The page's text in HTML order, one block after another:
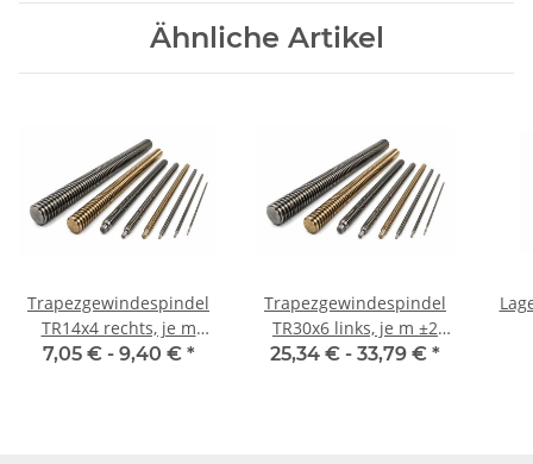
Ähnliche Artikel
Trapezgewindespindel
TR14x4 rechts, je m
±2mm
7,05 € - 9,40 € *
Trapezgewindespindel
TR30x6 links, je m ±2
mm
25,34 € - 33,79 € *